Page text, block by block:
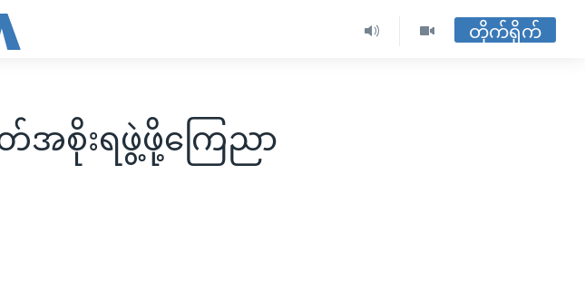
တိုက်ရိုက်
တ်အစိုးရဖွဲ့ဖို့ကြေညာ